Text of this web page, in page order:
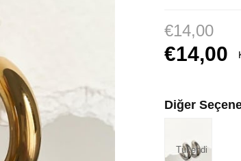
€14,00
€14,00
Diğer
Tükendi